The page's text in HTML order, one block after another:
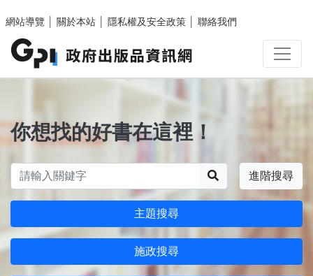
網站導覽
關於本站 隱私權及安全政策 聯絡我們
你想找的好書在這裡！
進階搜尋
主題搜尋
施政搜尋